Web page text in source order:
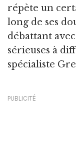
répète un
long de ses
débattant
sérieuses à
spécialiste
PUBLICITÉ